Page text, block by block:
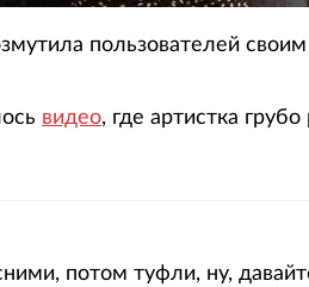
пользователей
видео, где артистка
потом туфли, ну,